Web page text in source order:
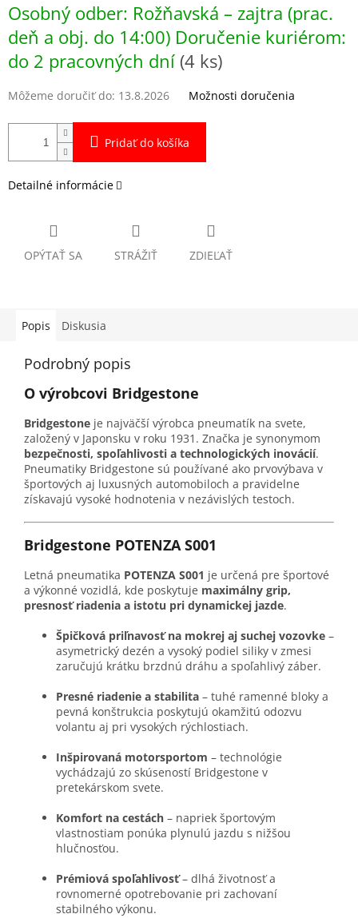
cena:
Osobný odber: Rožňavská – zajtra (prac.
deň a obj. do 14:00) Doručenie kuriérom:
do 2 pracovných dní (4 ks)
Môžeme doručiť do: 13.8.2026 Možnosti doručenia
Pridať do košíka
Detailné informácie
OPÝTAŤ SA STRÁŽIŤ ZDIEĽAŤ
Popis Diskusia
Podrobný popis
O výrobcovi Bridgestone
Bridgestone je najväčší výrobca pneumatík na svete,
založený v Japonsku v roku 1931. Značka je synonymom
bezpečnosti, spoľahlivosti a technologických inovácií.
Pneumatiky Bridgestone sú používané ako prvovýbava v
športových aj luxusných automobiloch a pravidelne
získavajú vysoké hodnotenia v nezávislých testoch.
Bridgestone POTENZA S001
Letná pneumatika POTENZA S001 je určená pre športové
a výkonné vozidlá, kde poskytuje maximálny grip,
presnosť riadenia a istotu pri dynamickej jazde.
Špičková priľnavosť na mokrej aj suchej vozovke –
asymetrický dezén a vysoký podiel siliky v zmesi
zaručujú krátku brzdnú dráhu a spoľahlivý záber.
Presné riadenie a stabilita – tuhé ramenné bloky a
pevná konštrukcia poskytujú okamžitú odozvu
volantu aj pri vysokých rýchlostiach.
Inšpirovaná motorsportom – technológie
vychádzajú zo skúseností Bridgestone v
pretekárskom svete.
Komfort na cestách – napriek športovým
vlastnostiam ponúka plynulú jazdu s nižšou
hlučnosťou.
Prémiová spoľahlivosť– dlhá životnosť a
rovnomerné opotrebovanie pri zachovaní
stabilného výkonu.